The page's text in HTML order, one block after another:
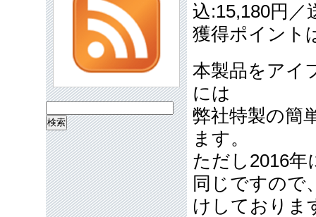
込:15,180円／
獲得ポイント
本製品をアイ
には
弊社特製の簡
ます。
ただし2016年
同じですので
けしておりま
索: